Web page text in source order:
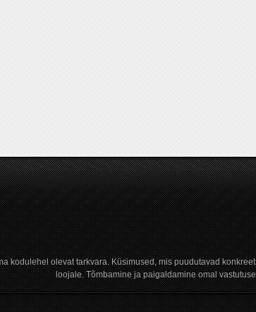
kodulehel olevat tarkvara. Küsimused, mis puudutavad
loojale. Tõmbamine ja paigaldamine omal